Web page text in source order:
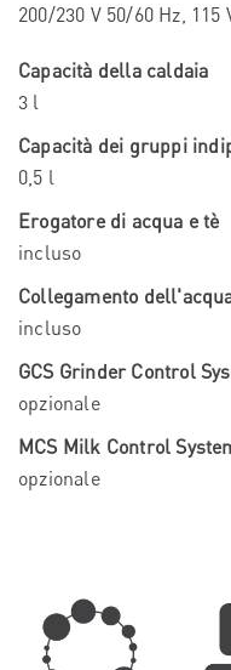
200/230 V 50/60 Hz, 115
Capacità della caldaia
3 l
Capacità dei gruppi
0,5 l
Erogatore di acqua e tè
incluso
Collegamento
incluso
GCS Grinder Control
opzionale
MCS Milk Control
opzionale